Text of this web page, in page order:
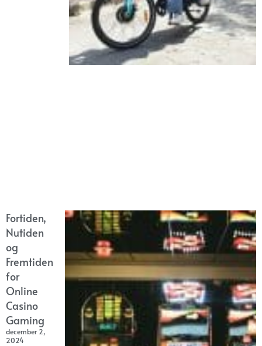
Fortiden,
Nutiden
og
Fremtiden
for
Online
Casino
Gaming
december 2,
2024